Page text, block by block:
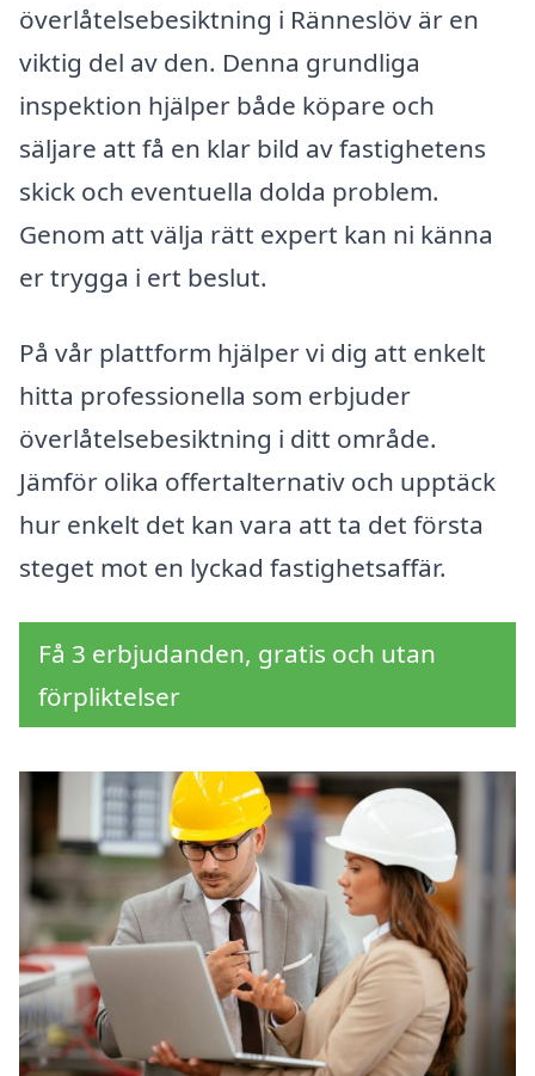
överlåtelsebesiktning i Ränneslöv är en
viktig del av den. Denna grundliga
inspektion hjälper både köpare och
säljare att få en klar bild av fastighetens
skick och eventuella dolda problem.
Genom att välja rätt expert kan ni känna
er trygga i ert beslut.
På vår plattform hjälper vi dig att enkelt
hitta professionella som erbjuder
överlåtelsebesiktning i ditt område.
Jämför olika offertalternativ och upptäck
hur enkelt det kan vara att ta det första
steget mot en lyckad fastighetsaffär.
Få 3 erbjudanden, gratis och utan
förpliktelser